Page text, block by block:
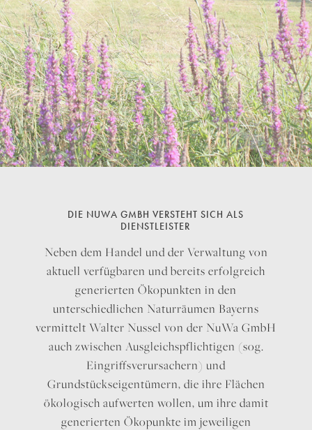
DIE NUWA GMBH VERSTEHT SICH ALS
DIENSTLEISTER
Neben dem Handel und der Verwaltung von
aktuell verfügbaren und bereits erfolgreich
generierten Ökopunkten in den
unterschiedlichen Naturräumen Bayerns
vermittelt Walter Nussel von der NuWa GmbH
auch zwischen Ausgleichspflichtigen (sog.
Eingriffsverursachern) und
Grundstückseigentümern, die ihre Flächen
ökologisch aufwerten wollen, um ihre damit
generierten Ökopunkte im jeweiligen